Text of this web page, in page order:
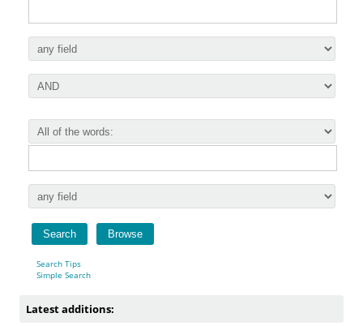
Search Tips
Simple Search
Latest additions: